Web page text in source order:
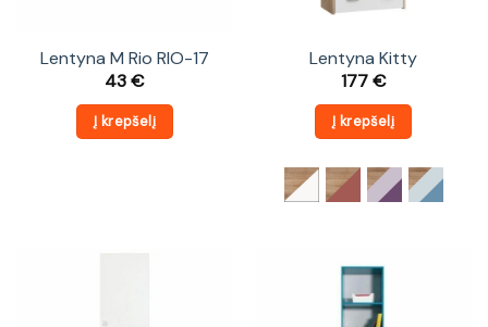
Lentyna M Rio RIO-17
43€
Į krepšelį
Lentyna Kitty
177€
Į krepšelį